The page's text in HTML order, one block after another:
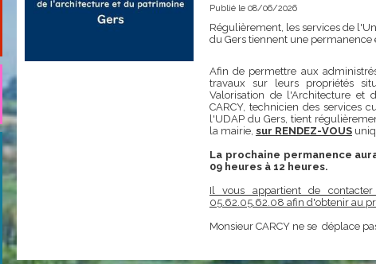
Publié le 08/06/2026
Régulièrement, les services de
du Gers tiennent une permanence
Afin de permettre aux
travaux sur leurs propriétés
Valorisation de l'Architecture et
CARCY, technicien des services
l'UDAP du Gers, tient
la mairie, sur RENDEZ-VOUS
La prochaine permanence
09 heures à 12 heures.
Il vous appartient de
05.62.05.62.08 afin d'obtenir au
Monsieur CARCY ne se déplace